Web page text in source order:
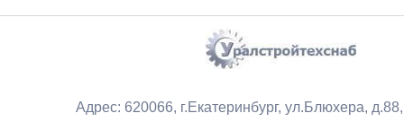
Адрес: 620066, г.Екатеринбург, ул.Блюхера,